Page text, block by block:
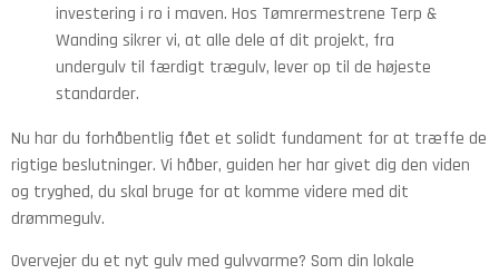
investering i ro i maven. Hos Tømrermestrene Terp &
Wanding sikrer vi, at alle dele af dit projekt, fra
undergulv til færdigt trægulv, lever op til de højeste
standarder.
Nu har du forhåbentlig fået et solidt fundament for at træffe de
rigtige beslutninger. Vi håber, guiden her har givet dig den viden
og tryghed, du skal bruge for at komme videre med dit
drømmegulv.
Overvejer du et nyt gulv med gulvvarme? Som din lokale